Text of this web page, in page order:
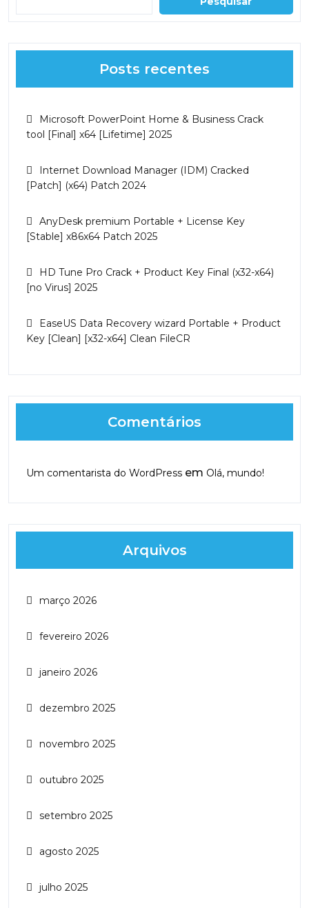
Posts recentes
Microsoft PowerPoint Home & Business Crack
tool [Final] x64 [Lifetime] 2025
Internet Download Manager (IDM) Cracked
[Patch] (x64) Patch 2024
AnyDesk premium Portable + License Key
[Stable] x86x64 Patch 2025
HD Tune Pro Crack + Product Key Final (x32-x64)
[no Virus] 2025
EaseUS Data Recovery wizard Portable + Product
Key [Clean] [x32-x64] Clean FileCR
Comentários
Um comentarista do WordPress em Olá, mundo!
Arquivos
março 2026
fevereiro 2026
janeiro 2026
dezembro 2025
novembro 2025
outubro 2025
setembro 2025
agosto 2025
julho 2025